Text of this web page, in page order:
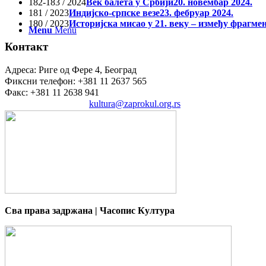
Menu Menu
182-183 / 2024Век балета у Србији20. новембар 2024.
181 / 2023Индијско-српске везе23. фебруар 2024.
180 / 2023Историјска мисао у 21. веку – између
Контакт
Адреса: Риге од Фере 4, Београд
Фиксни телефон: +381 11 2637 565
Факс: +381 11 2638 941
kultura@zaprokul.org.rs
Сва права задржана | Часопис Култура